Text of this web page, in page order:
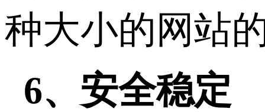
种大小的网站
6、安全稳定